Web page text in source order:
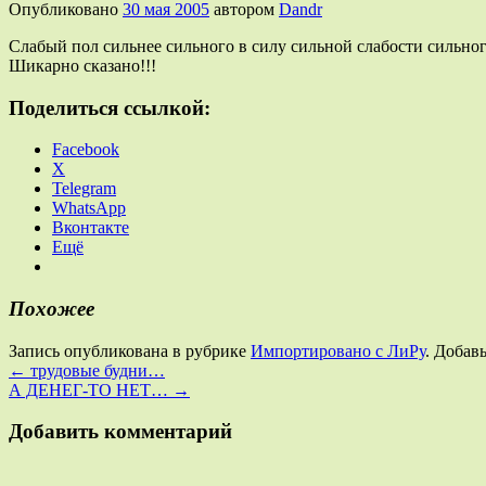
Опубликовано 30 мая 2005 автором Dandr
Слабый пол сильнее сильного в силу сильной слабости
Шикарно сказано!!!
Поделиться ссылкой:
Facebook
X
Telegram
WhatsApp
Вконтакте
Ещё
Похожее
Запись опубликована в рубрике Импортировано с ЛиРу.
← трудовые будни…
А ДЕНЕГ-ТО НЕТ… →
Добавить комментарий